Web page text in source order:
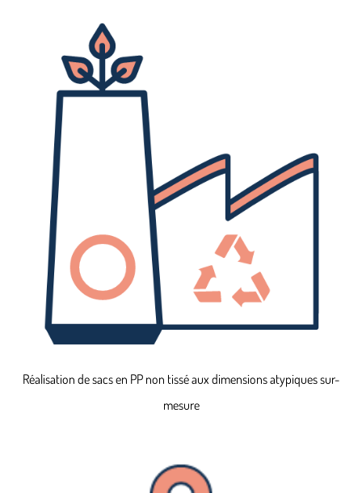
Réalisation de sacs en PP non tissé aux dimensions atypiques sur-
mesure